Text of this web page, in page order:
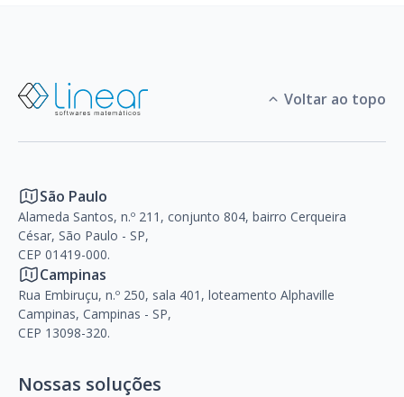
Voltar ao topo
São Paulo
Alameda Santos, n.º 211, conjunto 804, bairro Cerqueira
César, São Paulo - SP,
CEP 01419-000.
Campinas
Rua Embiruçu, n.º 250, sala 401, loteamento Alphaville
Campinas, Campinas - SP,
CEP 13098-320.
Nossas soluções